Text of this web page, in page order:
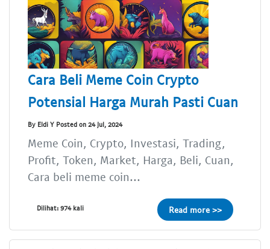
Cara Beli Meme Coin Crypto
Potensial Harga Murah Pasti Cuan
By Eldi Y Posted on 24 Jul, 2024
Meme Coin, Crypto, Investasi, Trading,
Profit, Token, Market, Harga, Beli, Cuan,
Cara beli meme coin...
Dilihat: 974 kali Read more >>